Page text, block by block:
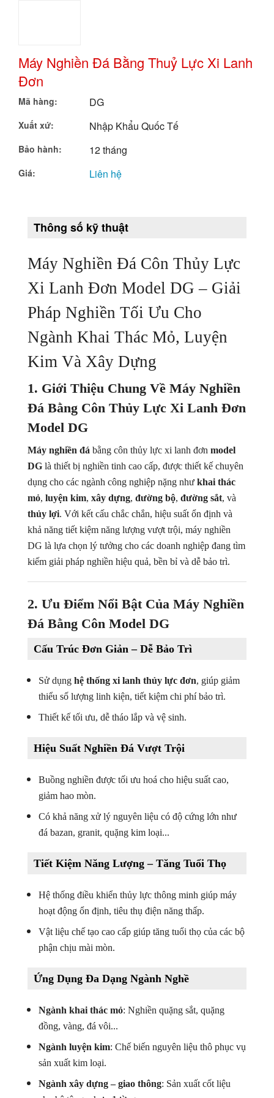
Máy Nén Khí Có Biến Tầng
Máy Nén Khí Piston (Không Dầu/ OIR FREE)
Máy Tách Màu Hạt Nông Sản
Máy Tách Màu Đa Năng Dạng Băng Tải
Máy Tách Màu Hạt Mắc Ca
Máy Tách Màu Hạt Tiêu
Máy Tách Màu Thuỷ Sản
Máy Đánh Bóng Hạt Nông Sản (ĐẬU, NGÔ....)
Máy Tách Tạp Chất Tỷ Trọng
Máy Móc Ngành Khoáng Sản
Máy Nghiền Đá Bằng Thuỷ Lực Xi Lanh
Đơn
Mã hàng: DG
Xuất xứ: Nhập Khẩu Quốc Tế
Bảo hành: 12 tháng
Giá: Liên hệ
Thông số kỹ thuật
Máy Nghiền Đá Côn Thủy Lực
Xi Lanh Đơn Model DG – Giải
Pháp Nghiền Tối Ưu Cho
Ngành Khai Thác Mỏ, Luyện
Kim Và Xây Dựng
1. Giới Thiệu Chung Về Máy Nghiền
Đá Bằng Côn Thủy Lực Xi Lanh Đơn
Model DG
Máy nghiền đá bằng côn thủy lực xi lanh đơn model
DG là thiết bị nghiền tinh cao cấp, được thiết kế chuyên
dụng cho các ngành công nghiệp nặng như khai thác
mỏ, luyện kim, xây dựng, đường bộ, đường sắt, và
thủy lợi. Với kết cấu chắc chắn, hiệu suất ổn định và
khả năng tiết kiệm năng lượng vượt trội, máy nghiền
DG là lựa chọn lý tưởng cho các doanh nghiệp đang tìm
kiếm giải pháp nghiền hiệu quả, bền bỉ và dễ bảo trì.
2. Ưu Điểm Nổi Bật Của Máy Nghiền
Đá Bằng Côn Model DG
Cấu Trúc Đơn Giản – Dễ Bảo Trì
Sử dụng hệ thống xi lanh thủy lực đơn, giúp giảm
thiểu số lượng linh kiện, tiết kiệm chi phí bảo trì.
Thiết kế tối ưu, dễ tháo lắp và vệ sinh.
Hiệu Suất Nghiền Đá Vượt Trội
Buồng nghiền được tối ưu hoá cho hiệu suất cao,
giảm hao mòn.
Có khả năng xử lý nguyên liệu có độ cứng lớn như
đá bazan, granit, quặng kim loại...
Tiết Kiệm Năng Lượng – Tăng Tuổi Thọ
Hệ thống điều khiển thủy lực thông minh giúp máy
hoạt động ổn định, tiêu thụ điện năng thấp.
Vật liệu chế tạo cao cấp giúp tăng tuổi thọ của các bộ
phận chịu mài mòn.
Ứng Dụng Đa Dạng Ngành Nghề
Ngành khai thác mỏ: Nghiền quặng sắt, quặng
đồng, vàng, đá vôi...
Ngành luyện kim: Chế biến nguyên liệu thô phục vụ
sản xuất kim loại.
Ngành xây dựng – giao thông: Sản xuất cốt liệu